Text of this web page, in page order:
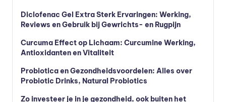
Diclofenac Gel Extra Sterk Ervaringen: Werking,
Reviews en Gebruik bij Gewrichts- en Rugpijn
Curcuma Effect op Lichaam: Curcumine Werking,
Antioxidanten en Vitaliteit
Probiotica en Gezondheidsvoordelen: Alles over
Probiotic Drinks, Natural Probiotics
Zo investeer je in je gezondheid, ook buiten het